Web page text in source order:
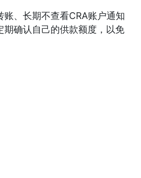
账、长期不查看CRA账户通知
期确认自己的供款额度，以免